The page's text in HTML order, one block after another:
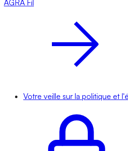
AGRA Fil
Votre veille sur la politique et